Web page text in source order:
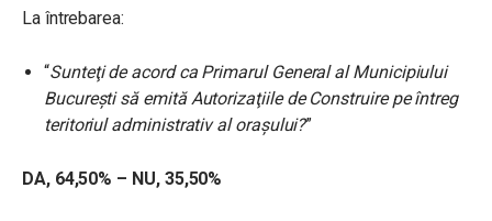
La întrebarea:
“Sunteţi de acord ca Primarul General al Municipiului
Bucureşti să emită Autorizaţiile de Construire pe întreg
teritoriul administrativ al oraşului?”
DA, 64,50% – NU, 35,50%